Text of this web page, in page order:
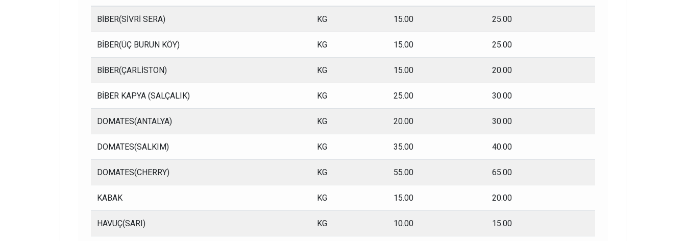
BİBER(SİVRİ SERA) KG 15.00 25.00
BİBER(ÜÇ BURUN KÖY) KG 15.00 25.00
BİBER(ÇARLİSTON) KG 15.00 20.00
BİBER KAPYA (SALÇALIK) KG 25.00 30.00
DOMATES(ANTALYA) KG 20.00 30.00
DOMATES(SALKIM) KG 35.00 40.00
DOMATES(CHERRY) KG 55.00 65.00
KABAK KG 15.00 20.00
HAVUÇ(SARI) KG 10.00 15.00